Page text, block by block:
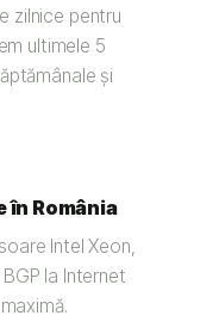
zilnice pentru
ultimele 5
și
România
Intel Xeon,
la Internet